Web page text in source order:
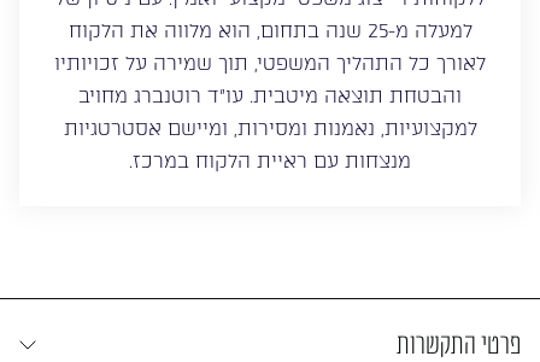
למעלה מ-25 שנה בתחום, הוא מלווה את הלקוח
לאורך כל התהליך המשפטי, תוך שמירה על זכויותיו
והבטחת תוצאה מיטבית. עו”ד רוטנברג מחויב
למקצועיות, נאמנות ומסירות, ומיישם אסטרטגיות
מנצחות עם ראיית הלקוח במרכז.
פרטי התקשרות